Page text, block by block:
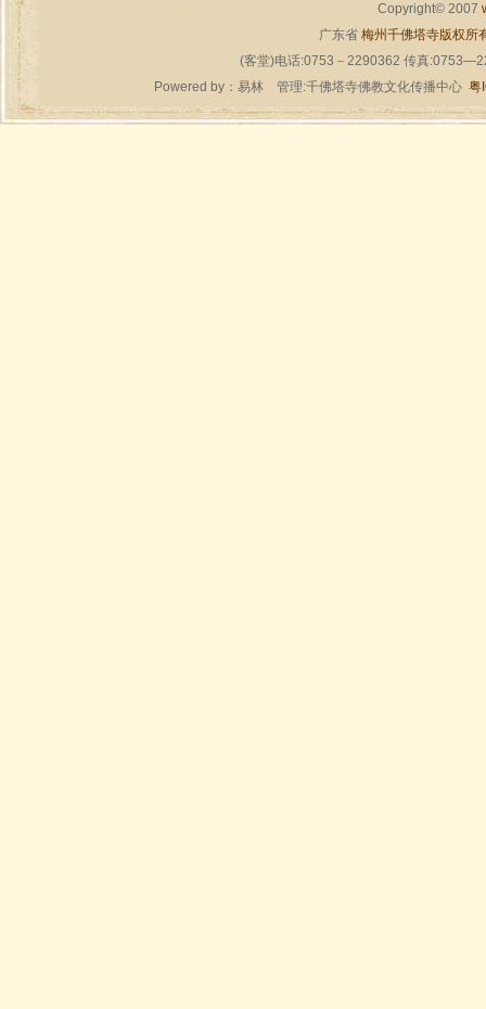
Copyright© 2007
广东省 梅州千佛塔寺版权所
(客堂)电话:0753－2290362 传真
Powered by： 易林管理:千佛塔寺佛教文化传播中心 粤